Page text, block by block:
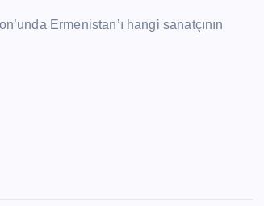
Ermenistan’ı hangi sanatçının